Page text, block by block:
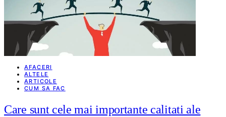
AFACERI
ALTELE
ARTICOLE
CUM SA FAC
Care sunt cele mai importante calitati ale